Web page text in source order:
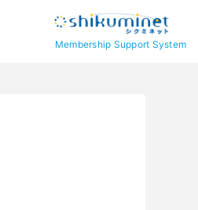
Membership Support System